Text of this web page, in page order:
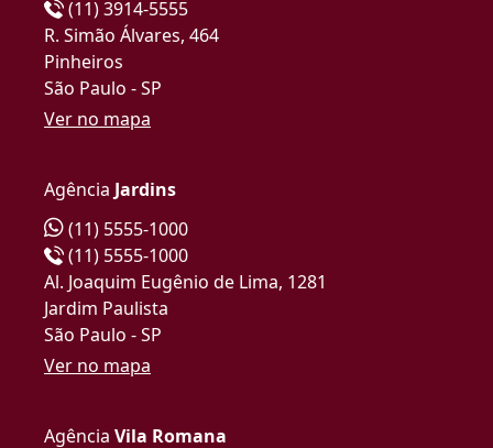
(11) 3914-5555
R. Simão Álvares, 464
Pinheiros
São Paulo - SP
Ver no mapa
Agência Jardins
(11) 5555-1000
(11) 5555-1000
Al. Joaquim Eugênio de Lima, 1281
Jardim Paulista
São Paulo - SP
Ver no mapa
Agência Vila Romana